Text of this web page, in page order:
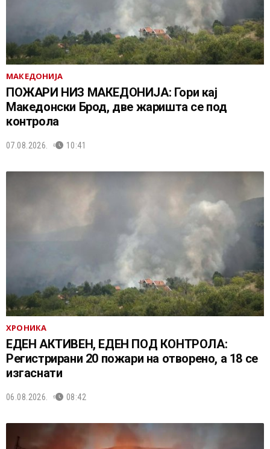
МАКЕДОНИЈА
ПОЖАРИ НИЗ МАКЕДОНИЈА: Гори кај
Македонски Брод, две жаришта се под
контрола
07.08.2026. 10:41
ХРОНИКА
ЕДЕН АКТИВЕН, ЕДЕН ПОД КОНТРОЛА:
Регистрирани 20 пожари на отворено, a 18 се
изгаснати
06.08.2026. 08:42